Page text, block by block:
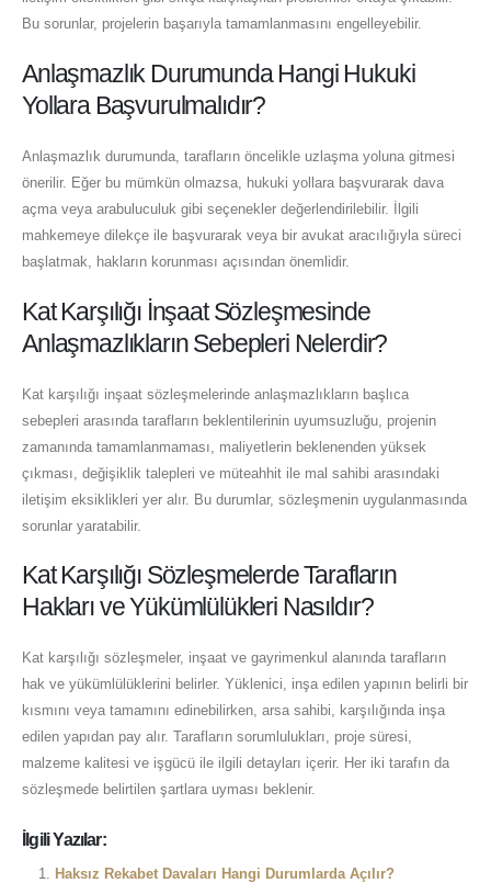
Bu sorunlar, projelerin başarıyla tamamlanmasını engelleyebilir.
Anlaşmazlık Durumunda Hangi Hukuki
Yollara Başvurulmalıdır?
Anlaşmazlık durumunda, tarafların öncelikle uzlaşma yoluna gitmesi
önerilir. Eğer bu mümkün olmazsa, hukuki yollara başvurarak dava
açma veya arabuluculuk gibi seçenekler değerlendirilebilir. İlgili
mahkemeye dilekçe ile başvurarak veya bir avukat aracılığıyla süreci
başlatmak, hakların korunması açısından önemlidir.
Kat Karşılığı İnşaat Sözleşmesinde
Anlaşmazlıkların Sebepleri Nelerdir?
Kat karşılığı inşaat sözleşmelerinde anlaşmazlıkların başlıca
sebepleri arasında tarafların beklentilerinin uyumsuzluğu, projenin
zamanında tamamlanmaması, maliyetlerin beklenenden yüksek
çıkması, değişiklik talepleri ve müteahhit ile mal sahibi arasındaki
iletişim eksiklikleri yer alır. Bu durumlar, sözleşmenin uygulanmasında
sorunlar yaratabilir.
Kat Karşılığı Sözleşmelerde Tarafların
Hakları ve Yükümlülükleri Nasıldır?
Kat karşılığı sözleşmeler, inşaat ve gayrimenkul alanında tarafların
hak ve yükümlülüklerini belirler. Yüklenici, inşa edilen yapının belirli bir
kısmını veya tamamını edinebilirken, arsa sahibi, karşılığında inşa
edilen yapıdan pay alır. Tarafların sorumlulukları, proje süresi,
malzeme kalitesi ve işgücü ile ilgili detayları içerir. Her iki tarafın da
sözleşmede belirtilen şartlara uyması beklenir.
İlgili Yazılar:
Haksız Rekabet Davaları Hangi Durumlarda Açılır?